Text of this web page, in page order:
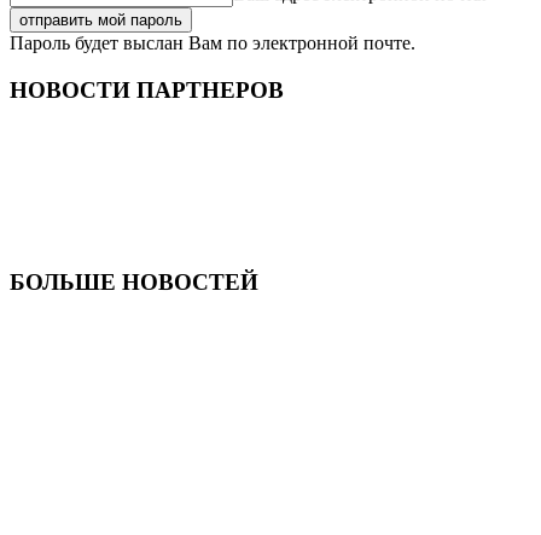
Пароль будет выслан Вам по электронной почте.
НОВОСТИ ПАРТНЕРОВ
БОЛЬШЕ НОВОСТЕЙ